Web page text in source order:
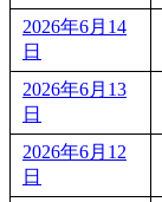
2026年6月14
日
2026年6月13
日
2026年6月12
日